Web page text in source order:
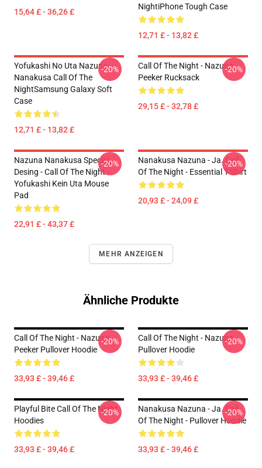
15,64 £ - 36,26 £
NightiPhone Tough Case
12,71 £ - 13,82 £
Yofukashi No Uta Nazuna
Nanakusa Call Of The
NightSamsung Galaxy Soft
Case
12,71 £ - 13,82 £
-20%
Call Of The Night - Nazuna
Peeker Rucksack
29,15 £ - 32,78 £
-20%
Nazuna Nanakusa Special
Desing - Call Of The Night -
Yofukashi Kein Uta Mouse
Pad
22,91 £ - 43,37 £
-20%
Nanakusa Nazuna - Ja. Call
Of The Night - Essential T-Shirt
20,93 £ - 24,09 £
-20%
MEHR ANZEIGEN
Ähnliche Produkte
Call Of The Night - Nazuna
Peeker Pullover Hoodie
33,93 £ - 39,46 £
-20%
Call Of The Night - Nazuna
Pullover Hoodie
33,93 £ - 39,46 £
-20%
Playful Bite Call Of The Night
Hoodies
33,93 £ - 39,46 £
-20%
Nanakusa Nazuna - Ja. Call
Of The Night - Pullover Hoodie
33,93 £ - 39,46 £
-20%